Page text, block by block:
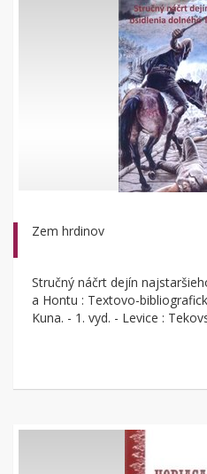
Zem hrdinov
Stručný náčrt dejín
a Hontu : Textovo-
Kuna. - 1. vyd. - Levice :